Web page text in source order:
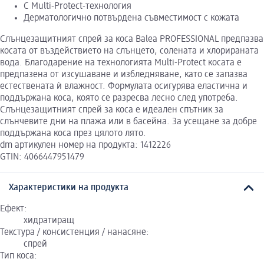
С Multi-Protect-технология
Дерматологично потвърдена съвместимост с кожата
Слънцезащитният спрей за коса Balea PROFESSIONAL предпазва
косата от въздействието на слънцето, солената и хлорираната
вода. Благодарение на технологията Multi-Protect косата е
предпазена от изсушаване и избледняване, като се запазва
естествената ѝ влажност. Формулата осигурява еластична и
поддържана коса, която се разресва лесно след употреба.
Слънцезащитният спрей за коса е идеален спътник за
слънчевите дни на плажа или в басейна. За усещане за добре
поддържана коса през цялото лято.
dm артикулен номер на продукта: 1412226
GTIN: 4066447951479
Характеристики на продукта
Ефект:
хидратиращ
Текстура / консистенция / нанасяне:
спрей
Тип коса: